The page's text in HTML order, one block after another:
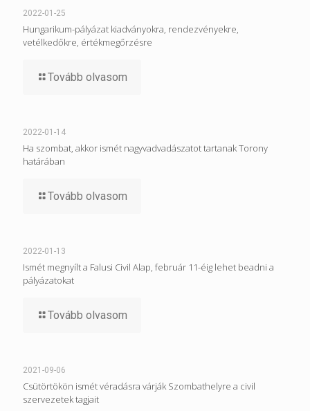
2022-01-25
Hungarikum-pályázat kiadványokra, rendezvényekre,
vetélkedőkre, értékmegőrzésre
Tovább olvasom
2022-01-14
Ha szombat, akkor ismét nagyvadvadászatot tartanak Torony
határában
Tovább olvasom
2022-01-13
Ismét megnyílt a Falusi Civil Alap, február 11-éig lehet beadni a
pályázatokat
Tovább olvasom
2021-09-06
Csütörtökön ismét véradásra várják Szombathelyre a civil
szervezetek tagjait